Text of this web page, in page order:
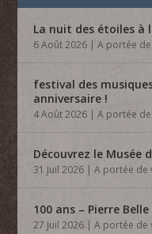
La nuit des étoiles à
6 Août 2026 |A portée
festival des
anniversaire !
4 Août 2026 |A portée
Découvrez le Musée
31 Juil 2026 |A portée de
100 ans – Pierre
27 Juil 2026 |A portée de